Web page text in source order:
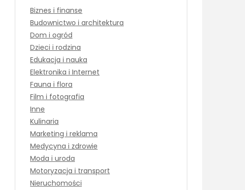
Biznes i finanse
Budownictwo i architektura
Dom i ogród
Dzieci i rodzina
Edukacja i nauka
Elektronika i Internet
Fauna i flora
Film i fotografia
Inne
Kulinaria
Marketing i reklama
Medycyna i zdrowie
Moda i uroda
Motoryzacja i transport
Nieruchomości